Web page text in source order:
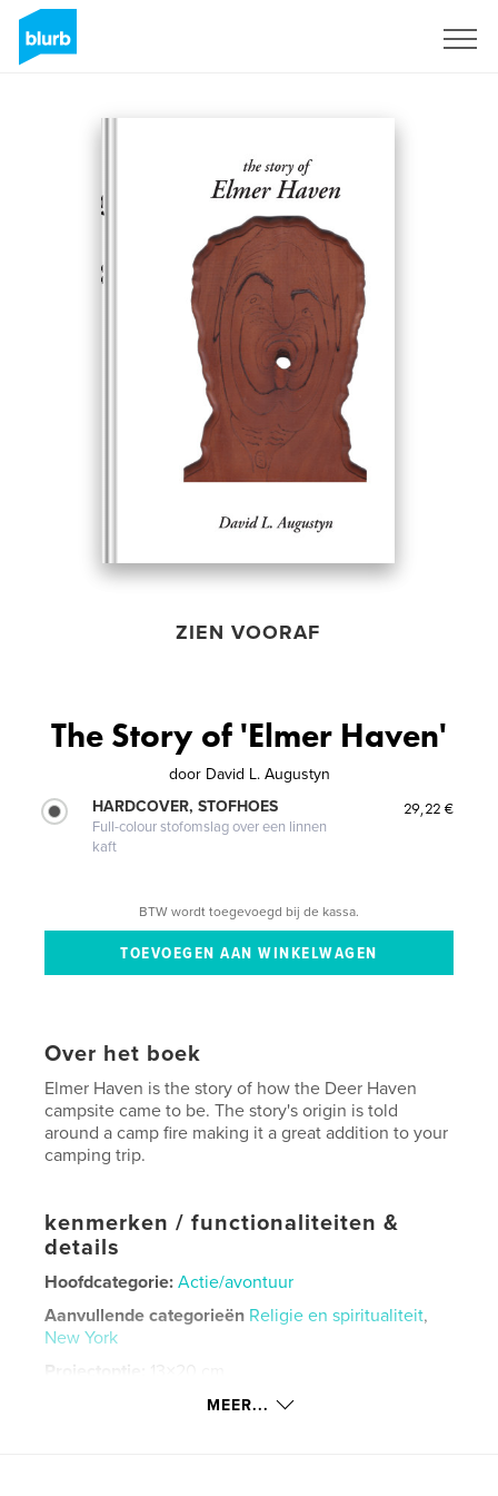
ZIEN VOORAF
The Story of 'Elmer Haven'
door David L. Augustyn
HARDCOVER, STOFHOES
Full-colour stofomslag over een linnen
kaft
29,22 €
BTW wordt toegevoegd bij de kassa.
Over het boek
Elmer Haven is the story of how the Deer Haven
campsite came to be. The story's origin is told
around a camp fire making it a great addition to your
camping trip.
kenmerken / functionaliteiten &
details
Hoofdcategorie: Actie/avontuur
Aanvullende categorieën Religie en spiritualiteit,
New York
Projectoptie:
13×20 cm
MEER...